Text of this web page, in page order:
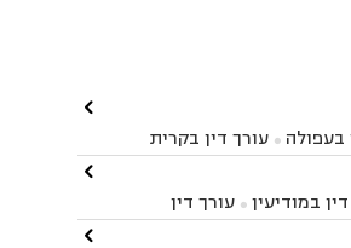
בעפולה 
עורך דין בקרית
דין בראש פינה
עורך דין
מגדים
עורך דין בעכו
עורך

במודיעין 
עורך דין
ציון עורך דין בגיזו

